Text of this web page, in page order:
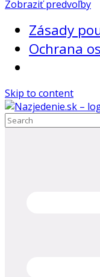
Zobraziť predvoľby
Zásady
Ochrana
Skip to content